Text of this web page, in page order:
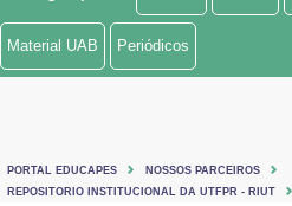
Ministério de Minas e Energia
Ministério do Turismo
Material UAB Periódicos
PORTAL EDUCAPES
NOSSOS PARCEIROS
REPOSITORIO INSTITUCIONAL DA UTFPR - RIUT